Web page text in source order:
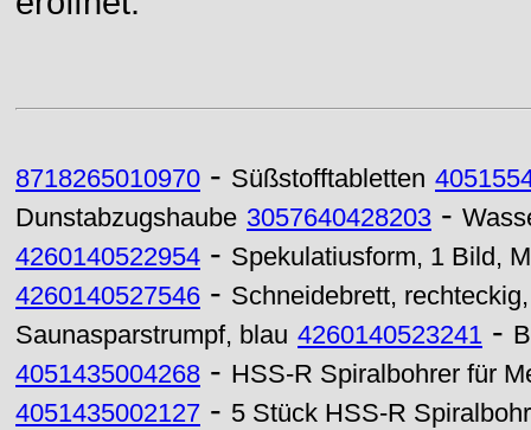
8718265010970 - Süßstofftabletten
Dunstabzugshaube 3057640428203 -
4260140522954 - Spekulatiusform, 1 Bild,
4260140527546 - Schneidebrett,
Saunasparstrumpf, blau 4260140523241 -
4051435004268 - HSS-R Spiralbohrer für
4051435002127 - 5 Stück HSS-R